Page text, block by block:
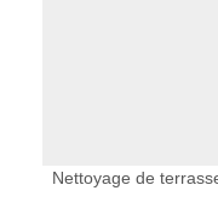
Nettoyage de